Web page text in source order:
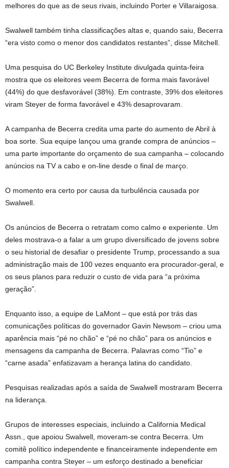
melhores do que as de seus rivais, incluindo Porter e Villaraigosa.
Swalwell também tinha classificações altas e, quando saiu, Becerra
“era visto como o menor dos candidatos restantes”, disse Mitchell.
Uma pesquisa do UC Berkeley Institute divulgada quinta-feira
mostra que os eleitores veem Becerra de forma mais favorável
(44%) do que desfavorável (38%). Em contraste, 39% dos eleitores
viram Steyer de forma favorável e 43% desaprovaram.
A campanha de Becerra credita uma parte do aumento de Abril à
boa sorte. Sua equipe lançou uma grande compra de anúncios –
uma parte importante do orçamento de sua campanha – colocando
anúncios na TV a cabo e on-line desde o final de março.
O momento era certo por causa da turbulência causada por
Swalwell.
Os anúncios de Becerra o retratam como calmo e experiente. Um
deles mostrava-o a falar a um grupo diversificado de jovens sobre
o seu historial de desafiar o presidente Trump, processando a sua
administração mais de 100 vezes enquanto era procurador-geral, e
os seus planos para reduzir o custo de vida para “a próxima
geração”.
Enquanto isso, a equipe de LaMont – que está por trás das
comunicações políticas do governador Gavin Newsom – criou uma
aparência mais “pé no chão” e “pé no chão” para os anúncios e
mensagens da campanha de Becerra. Palavras como “Tio” e
“carne asada” enfatizavam a herança latina do candidato.
Pesquisas realizadas após a saída de Swalwell mostraram Becerra
na liderança.
Grupos de interesses especiais, incluindo a California Medical
Assn., que apoiou Swalwell, moveram-se contra Becerra. Um
comitê político independente e financeiramente independente em
campanha contra Steyer – um esforço destinado a beneficiar